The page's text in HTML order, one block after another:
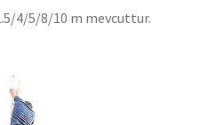
4/5/8/10 m mevcuttur.